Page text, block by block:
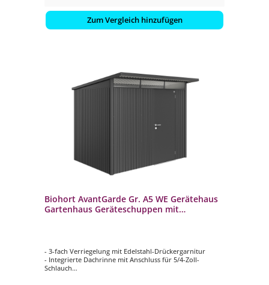
Zum Vergleich hinzufügen
Biohort AvantGarde Gr. A5 WE Gerätehaus
Gartenhaus Geräteschuppen mit
- 3-fach Verriegelung mit Edelstahl-Drückergarnitur
- Integrierte Dachrinne mit Anschluss für 5/4-Zoll-
Schlauch